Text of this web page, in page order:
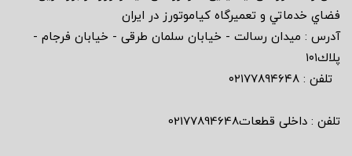
فضاي خدماتي و تعميرگاه كياموتورز در ايران
آدرس : ميدان رسالت - خيابان سلمان طرقى - خيابان فرجام -
پلاك١٠١
تلفن : ٠٢١٧٧٨٩٤٦٤٨
تلفن : داخلی قطعات02177894648